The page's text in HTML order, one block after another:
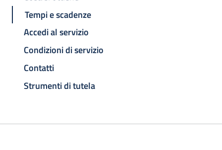
Tempi e scadenze
Accedi al servizio
Condizioni di servizio
Contatti
Strumenti di tutela